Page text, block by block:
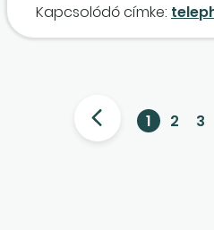
Mosonmagyaróvár, a
amelyek bérleti
fizetési kötelezettségük
üzemelő, székhelyen
Kapcsolódó címke:
1 2 3